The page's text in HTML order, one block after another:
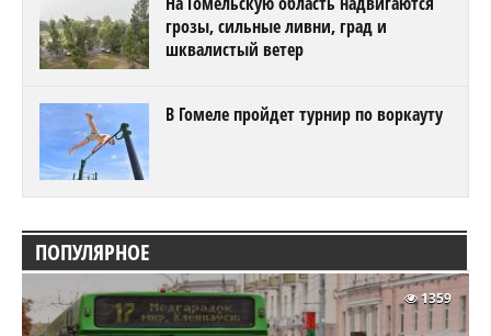
грозы, сильные ливни, град и
шквалистый ветер
В Гомеле пройдет турнир по воркауту
ПОПУЛЯРНОЕ
1359